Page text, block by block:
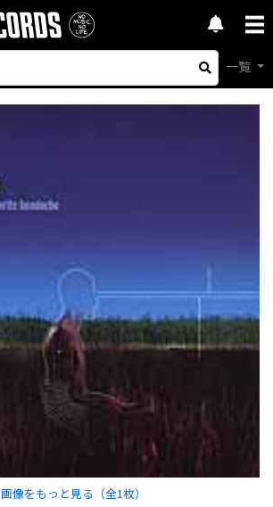
一覧
画像をもっと見る（全1 枚）